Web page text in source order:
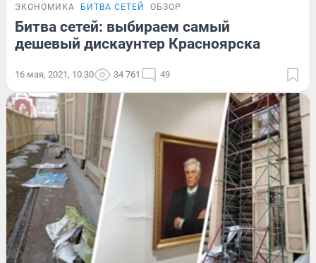
ЭКОНОМИКА БИТВА СЕТЕЙ ОБЗОР
Битва сетей: выбираем самый
дешевый дискаунтер Красноярска
16 мая, 2021, 10:30 34 761 49